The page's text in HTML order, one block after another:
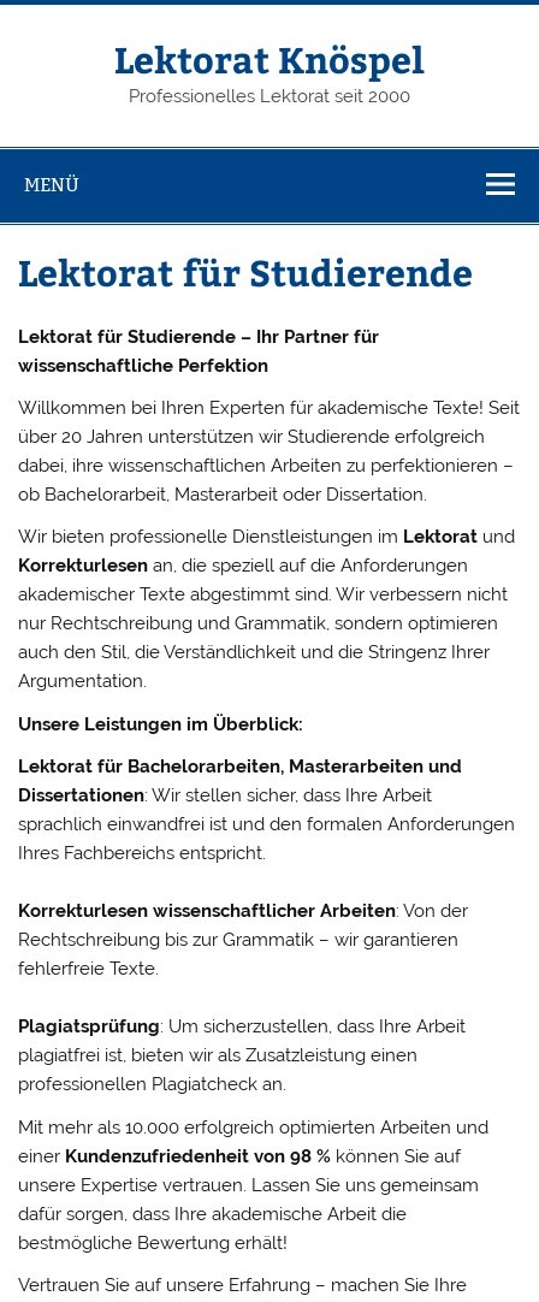
Zum
Lektorat Knöspel
Professionelles Lektorat seit 2000
MENÜ
Lektorat für Studierende
Lektorat für Studierende – Ihr Partner für
wissenschaftliche Perfektion
Willkommen bei Ihren Experten für akademische Texte! Seit
über 20 Jahren unterstützen wir Studierende erfolgreich
dabei, ihre wissenschaftlichen Arbeiten zu perfektionieren –
ob Bachelorarbeit, Masterarbeit oder Dissertation.
Wir bieten professionelle Dienstleistungen im Lektorat und
Korrekturlesen an, die speziell auf die Anforderungen
akademischer Texte abgestimmt sind. Wir verbessern nicht
nur Rechtschreibung und Grammatik, sondern optimieren
auch den Stil, die Verständlichkeit und die Stringenz Ihrer
Argumentation.
Unsere Leistungen im Überblick:
Lektorat für Bachelorarbeiten, Masterarbeiten und
Dissertationen: Wir stellen sicher, dass Ihre Arbeit
sprachlich einwandfrei ist und den formalen Anforderungen
Ihres Fachbereichs entspricht.
Korrekturlesen wissenschaftlicher Arbeiten: Von der
Rechtschreibung bis zur Grammatik – wir garantieren
fehlerfreie Texte.
Plagiatsprüfung: Um sicherzustellen, dass Ihre Arbeit
plagiatfrei ist, bieten wir als Zusatzleistung einen
professionellen Plagiatcheck an.
Mit mehr als 10.000 erfolgreich optimierten Arbeiten und
einer Kundenzufriedenheit von 98 % können Sie auf
unsere Expertise vertrauen. Lassen Sie uns gemeinsam
dafür sorgen, dass Ihre akademische Arbeit die
bestmögliche Bewertung erhält!
Vertrauen Sie auf unsere Erfahrung – machen Sie Ihre